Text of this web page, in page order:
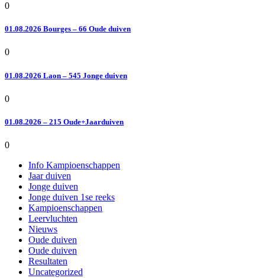
0
01.08.2026 Bourges – 66 Oude duiven
0
01.08.2026 Laon – 545 Jonge duiven
0
01.08.2026 – 215 Oude+Jaarduiven
0
Info Kampioenschappen
Jaar duiven
Jonge duiven
Jonge duiven 1se reeks
Kampioenschappen
Leervluchten
Nieuws
Oude duiven
Oude duiven
Resultaten
Uncategorized